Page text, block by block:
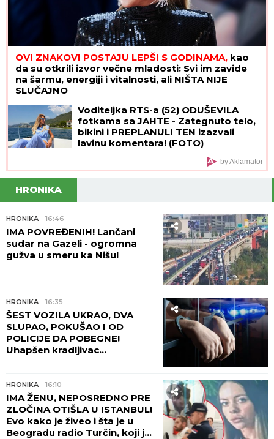
OVI ZNAKOVI POSTAJU LEPŠI S GODINAMA, kao
da su otkrili izvor večne mladosti: Svi im zavide
na šarmu, energiji i vitalnosti, ali NIŠTA NIJE
SLUČAJNO
Voditeljka RTS-a (52) ODUŠEVILA
fotkama sa JAHTE - Zategnuto telo,
bikini i PREPLANULI TEN izazvali
lavinu komentara! (FOTO)
by Aklamator
HRONIKA
HRONIKA 16:46
IMA POVREĐENIH! Lančani
sudar na Gazeli - ogromna
gužva u smeru ka Nišu!
HRONIKA 16:35
ŠEST VOZILA UKRAO, DVA
SLUPAO, POKUŠAO I OD
POLICIJE DA POBEGNE!
Uhapšen kradljivac
NESREĆE!
HRONIKA 16:10
IMA ŽENU, NEPOSREDNO PRE
ZLOČINA OTIŠLA U ISTANBUL!
Evo kako je živeo i šta je u
Beogradu radio Turčin, koji je